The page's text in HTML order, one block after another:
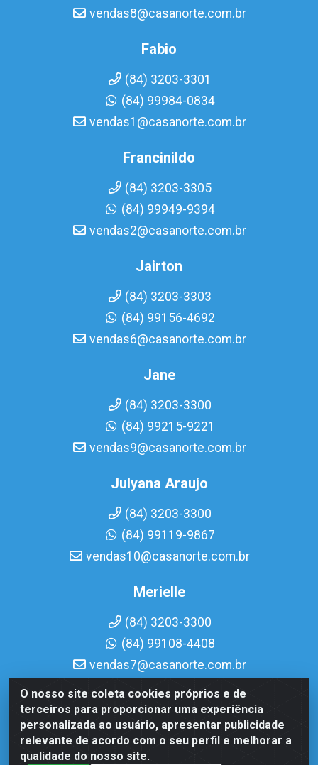
O nosso site coleta cookies próprios e de
terceiros para proporcionar uma experiência
personalizada ao usuário, apresentar publicidade
relevante de acordo com o seu perfil e melhorar a
qualidade do nosso site.
vendas8@casanorte.com.br
Fabio
(84) 3203-3301
(84) 99984-0834
vendas1@casanorte.com.br
Francinildo
(84) 3203-3305
(84) 99949-9394
vendas2@casanorte.com.br
Jairton
(84) 3203-3303
(84) 99156-4692
vendas6@casanorte.com.br
Jane
(84) 3203-3300
(84) 99215-9221
vendas9@casanorte.com.br
Julyana Araujo
(84) 3203-3300
(84) 99119-9867
vendas10@casanorte.com.br
Merielle
(84) 3203-3300
(84) 99108-4408
vendas7@casanorte.com.br
Casa Norte LTDA - Av. Interventor Mário Câmara, 1815 -
Dix-Sept Rosado, Natal/RN - CEP 59054-600 - CNPJ
08.713.513/0001-51